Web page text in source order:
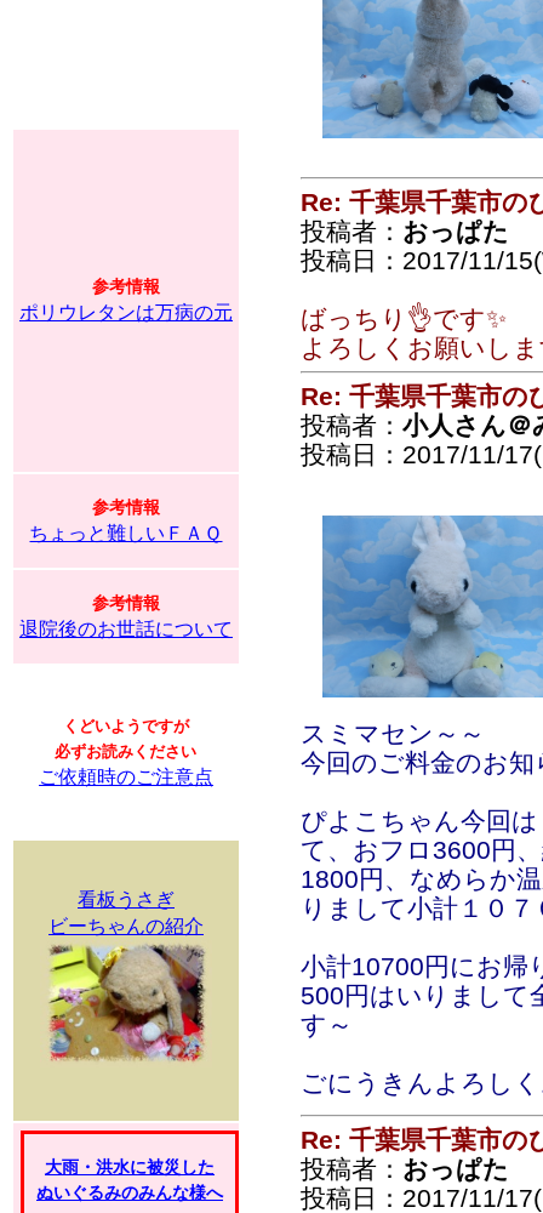
参考情報
ポリウレタンは万病の元
参考情報
ちょっと難しいＦＡＱ
参考情報
退院後のお世話について
くどいようですが
必ずお読みください
ご依頼時のご注意点
看板うさぎ
ビーちゃんの紹介
大雨・洪水に被災した
ぬいぐるみのみんな様へ
Re: 千葉県千葉市の
投稿者： おっぱた
投稿日：2017/11/
ばっちり👌です✨
よろしくお願いし
Re: 千葉県千葉市の
投稿者： 小人さん＠
投稿日：2017/11/
スミマセン～～
今回のご料金のお
ぴよこちゃん今回
て、おフロ3600円
1800円、なめらか
りまして小計１０
小計10700円にお帰
500円はいりまして
す～
ごにうきんよろし
Re: 千葉県千葉市の
投稿者： おっぱた
投稿日：2017/11/